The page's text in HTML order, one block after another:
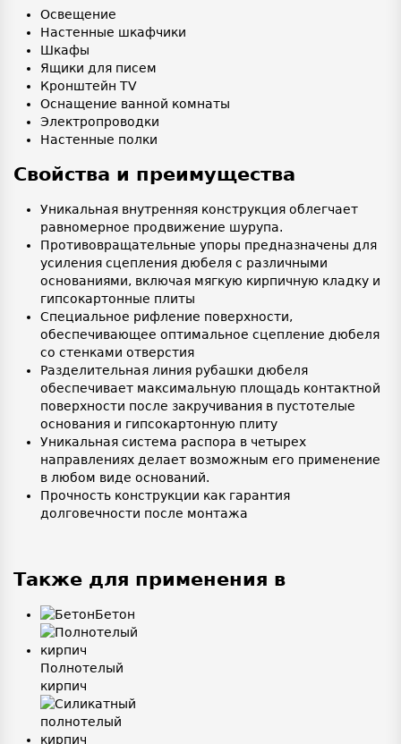
Освещение
Настенные шкафчики
Шкафы
Ящики для писем
Кронштейн TV
Оснащение ванной комнаты
Электропроводки
Настенные полки
Свойства и преимущества
Уникальная внутренняя конструкция облегчает
равномерное продвижение шурупа.
Противовращательные упоры предназначены для
усиления сцепления дюбеля с различными
основаниями, включая мягкую кирпичную кладку и
гипсокартонные плиты
Специальное рифление поверхности,
обеспечивающее оптимальное сцепление дюбеля
со стенками отверстия
Разделительная линия рубашки дюбеля
обеспечивает максимальную площадь контактной
поверхности после закручивания в пустотелые
основания и гипсокартонную плиту
Уникальная система распора в четырех
направлениях делает возможным его применение
в любом виде оснований.
Прочность конструкции как гарантия
долговечности после монтажа
Также для применения в
Бетон
Полнотелый
кирпич